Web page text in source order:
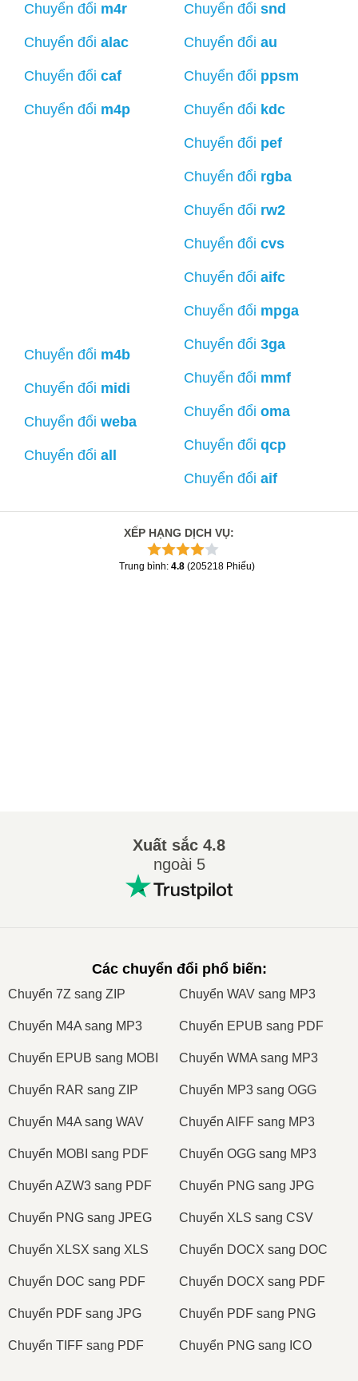
Chuyển đổi m4r
Chuyển đổi alac
Chuyển đổi caf
Chuyển đổi m4p
Chuyển đổi m4b
Chuyển đổi midi
Chuyển đổi weba
Chuyển đổi all
Chuyển đổi snd
Chuyển đổi au
Chuyển đổi ppsm
Chuyển đổi kdc
Chuyển đổi pef
Chuyển đổi rgba
Chuyển đổi rw2
Chuyển đổi cvs
Chuyển đổi aifc
Chuyển đổi mpga
Chuyển đổi 3ga
Chuyển đổi mmf
Chuyển đổi oma
Chuyển đổi qcp
Chuyển đổi aif
XẾP HẠNG DỊCH VỤ:
Trung bình: 4.8 (205218 Phiếu)
Xuất sắc 4.8
ngoài 5
Các chuyển đổi phổ biến:
Сhuyển 7Z sang ZIP Сhuyển WAV sang MP3
Сhuyển M4A sang MP3 Сhuyển EPUB sang PDF
Сhuyển EPUB sang MOBI Сhuyển WMA sang MP3
Сhuyển RAR sang ZIP Сhuyển MP3 sang OGG
Сhuyển M4A sang WAV Сhuyển AIFF sang MP3
Сhuyển MOBI sang PDF Сhuyển OGG sang MP3
Сhuyển AZW3 sang PDF Сhuyển PNG sang JPG
Сhuyển PNG sang JPEG Сhuyển XLS sang CSV
Сhuyển XLSX sang XLS Сhuyển DOCX sang DOC
Сhuyển DOC sang PDF Сhuyển DOCX sang PDF
Сhuyển PDF sang JPG Сhuyển PDF sang PNG
Сhuyển TIFF sang PDF Сhuyển PNG sang ICO